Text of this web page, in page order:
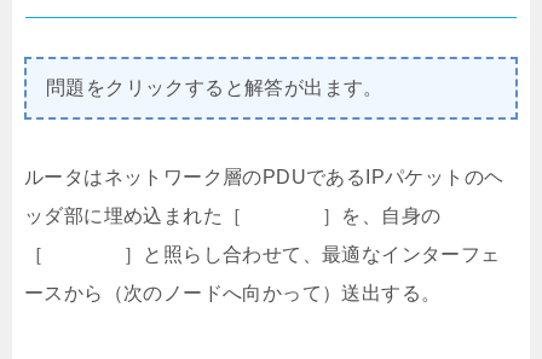
問題をクリックすると解答が出ます。
ルータはネットワーク層のPDUであるIPパケットのヘ
ッダ部に埋め込まれた［ ］を、自身の
［ ］と照らし合わせて、最適なインターフェ
ースから（次のノードへ向かって）送出する。